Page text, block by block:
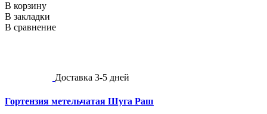
В корзину
В закладки
В сравнение
Доставка 3-5 дней
Гортензия метельчатая Шуга Раш